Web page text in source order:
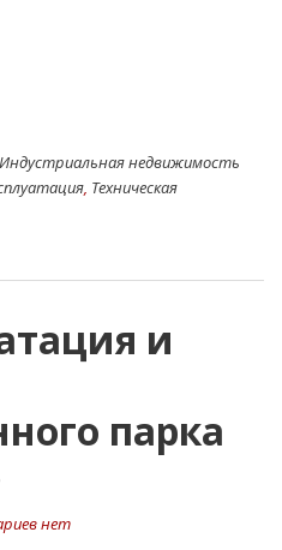
Индустриальная недвижимость
, Техническая
и
парка
нет